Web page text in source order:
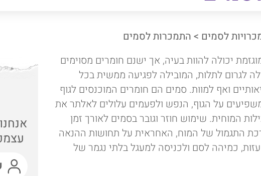
לסמים > התמכרות לסמים
יכולה להוות בעיה, אך ישנם חומרים מסוימים
לגרום לתלות, המובילה לפגיעה ממשית בכל
ואף למוות. סמים הם חומרים המוכנסים לגוף
על הגוף, הנפש ולפעמים עלולים לאלתר את
המוחית. שימוש חוזר וגובר בסמים לאורך זמן
התגמול של המוח, האחראית על תחושות ההנאה
עזות, כמיהה לסם ולכניסה למעגל בלתי נגמר של